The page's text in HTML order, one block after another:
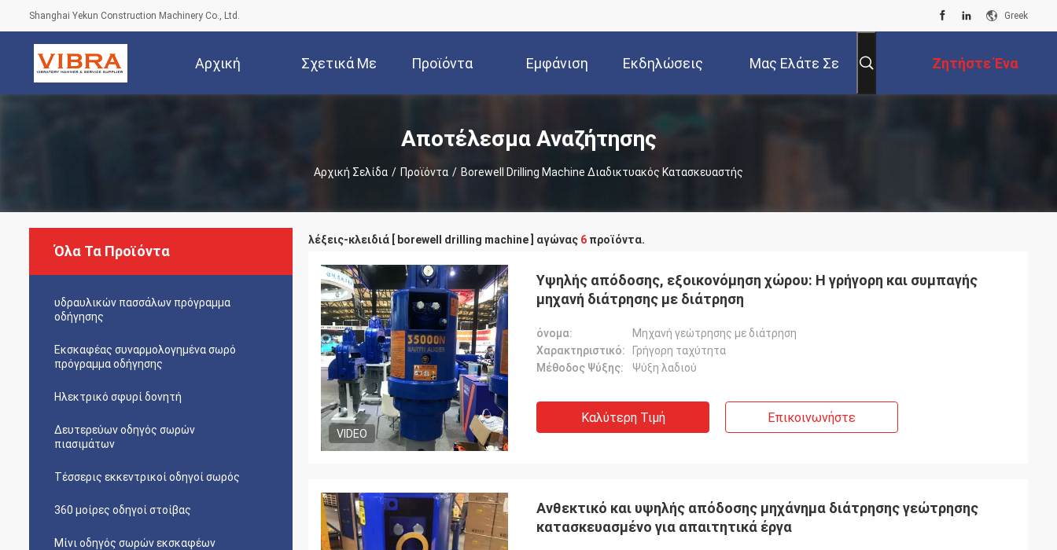
Shanghai Yekun Construction Machinery Co., Ltd. Greek
Αρχική Σχετικά Με Προϊόντα Εμφάνιση
VR
Εκδηλώσεις Μας Ελάτε Σε Ζητήστε Ένα
Απόσπασμα
Αποτέλεσμα Αναζήτησης
Αρχική Σελίδα / Προϊόντα / Borewell Drilling Machine Διαδικτυακός Κατασκευαστής
Όλα Τα Προϊόντα
υδραυλικών πασσάλων πρόγραμμα
οδήγησης
Εκσκαφέας συναρμολογημένα σωρό
πρόγραμμα οδήγησης
Ηλεκτρικό σφυρί δονητή
Δευτερεύων οδηγός σωρών
πιασιμάτων
Τέσσερις εκκεντρικοί οδηγοί σωρός
360 μοίρες οδηγοί στοίβας
Μίνι οδηγός σωρών εκσκαφέων
λέξεις-κλειδιά [ borewell drilling machine ] αγώνας 6 προϊόντα.
VIDEO
Υψηλής απόδοσης, εξοικονόμηση χώρου: Η γρήγορη και συμπαγής
μηχανή διάτρησης με διάτρηση
όνομα:
Μηχανή γεώτρησης με διάτρηση
Χαρακτηριστικό:
Γρήγορη ταχύτητα
Μέθοδος Ψύξης:
Ψύξη λαδιού
Καλύτερη Τιμή Επικοινωνήστε
Ανθεκτικό και υψηλής απόδοσης μηχάνημα διάτρησης γεώτρησης
κατασκευασμένο για απαιτητικά έργα